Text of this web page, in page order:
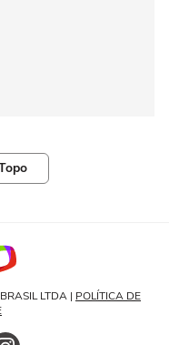
LTDA | POLÍTICA DE